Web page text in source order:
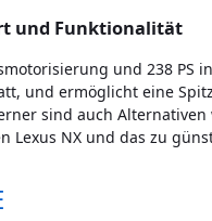
und Funktionalität
und 238 PS
und ermöglicht eine
sind auch
Lexus NX und das zu